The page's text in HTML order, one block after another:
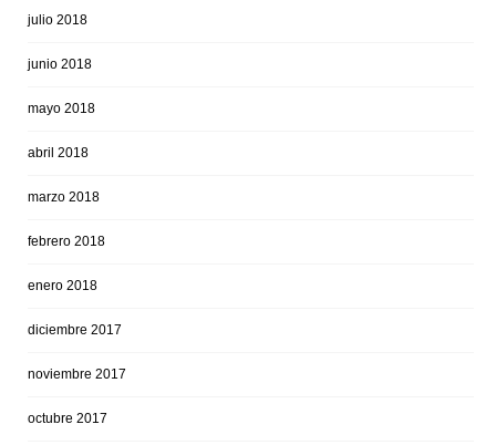
julio 2018
junio 2018
mayo 2018
abril 2018
marzo 2018
febrero 2018
enero 2018
diciembre 2017
noviembre 2017
octubre 2017